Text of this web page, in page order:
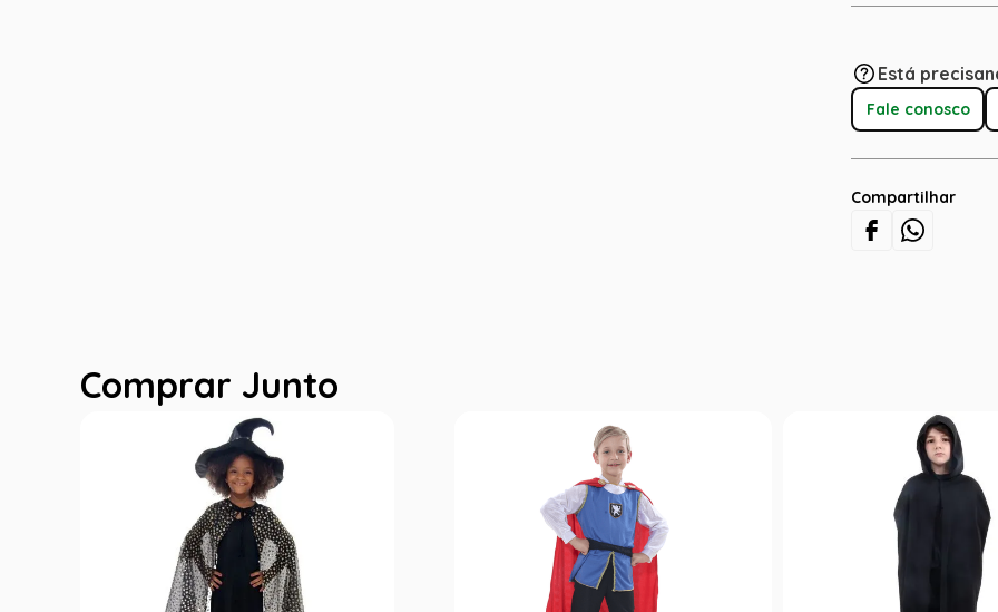
Está
Fale conosco
Compartilhar
Comprar Junto